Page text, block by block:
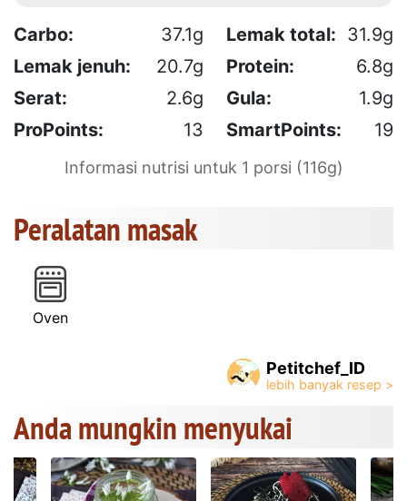
Carbo: 37.1g Lemak total: 31.9g
Lemak jenuh:
20.7g Protein:
6.8g
Serat:
2.6g Gula:
1.9g
ProPoints:
13 SmartPoints: 19
Informasi nutrisi untuk 1 porsi (116g)
Peralatan masak
Oven
Petitchef_ID
Anda mungkin menyukai